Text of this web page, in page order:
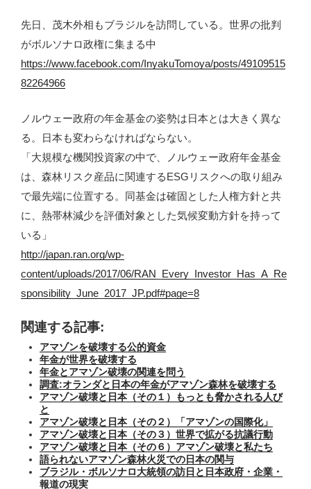
先日、茂木外相もブラジルを訪問している。世界の批判
がボルソナロ政権に集まる中
https://www.facebook.com/InyakuTomoya/posts/49109515
82264966
ノルウェー政府の年金基金の姿勢は日本とは大きく異な
る。日本も変わらなければならない。
「大規模な機関投資家の中で、ノルウェー政府年金基金
は、森林リスク産品に関連するESGリスクへの取り組み
で最先端に位置する。同基金は確固とした人権方針と共
に、熱帯林減少を評価対象とした気候変動方針を持って
いる」
http://japan.ran.org/wp-
content/uploads/2017/06/RAN_Every_Investor_Has_A_Re
sponsibility_June_2017_JP.pdf#page=8
関連する記事:
アマゾンを破壊する公的資金
年金が世界を破壊する
年金とアマゾン破壊の関連を問う
調査:オランダと日本の年金がアマゾン森林を破壊する
アマゾン破壊と日本（その１）もっとも脅かされる人び
と
アマゾン破壊と日本（その２）「アマゾンの国際化」
アマゾン破壊と日本（その３）世界で拡がる抗議行動
アマゾン破壊と日本（その６）アマゾン破壊と私たち
語られないアマゾン森林火災での日本の関与
ブラジル・ボルソナロ大統領の訪日と日本政府・企業・
報道の現実